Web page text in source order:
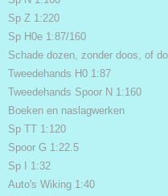
Sp Z 1:220
Sp H0e 1:87/160
Schade dozen, zonder doos, of
Tweedehands H0 1:87
Tweedehands Spoor N 1:160
Boeken en naslagwerken
Sp TT 1:120
Spoor G 1:22.5
Sp I 1:32
Auto's Wiking 1:40